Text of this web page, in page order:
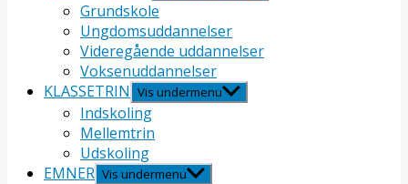
Grundskole
Ungdomsuddannelser
Videregående uddannelser
Voksenuddannelser
KLASSETRIN Vis undermenu
Indskoling
Mellemtrin
Udskoling
EMNER Vis undermenu